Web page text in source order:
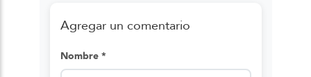
Agregar un comentario
Nombre *